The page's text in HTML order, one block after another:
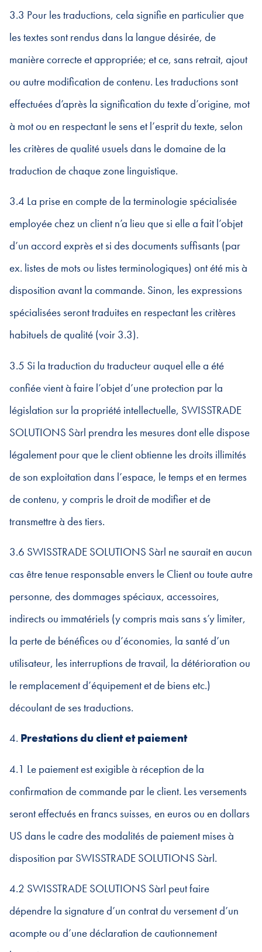
3.3 Pour les traductions, cela signifie en particulier que
les textes sont rendus dans la langue désirée, de
manière correcte et appropriée; et ce, sans retrait, ajout
ou autre modification de contenu. Les traductions sont
effectuées d’après la signification du texte d’origine, mot
à mot ou en respectant le sens et l’esprit du texte, selon
les critères de qualité usuels dans le domaine de la
traduction de chaque zone linguistique.
3.4 La prise en compte de la terminologie spécialisée
employée chez un client n’a lieu que si elle a fait l’objet
d’un accord exprès et si des documents suffisants (par
ex. listes de mots ou listes terminologiques) ont été mis à
disposition avant la commande. Sinon, les expressions
spécialisées seront traduites en respectant les critères
habituels de qualité (voir 3.3).
3.5 Si la traduction du traducteur auquel elle a été
confiée vient à faire l’objet d’une protection par la
législation sur la propriété intellectuelle, SWISSTRADE
SOLUTIONS Sàrl prendra les mesures dont elle dispose
légalement pour que le client obtienne les droits illimités
de son exploitation dans l’espace, le temps et en termes
de contenu, y compris le droit de modifier et de
transmettre à des tiers.
3.6 SWISSTRADE SOLUTIONS Sàrl ne saurait en aucun
cas être tenue responsable envers le Client ou toute autre
personne, des dommages spéciaux, accessoires,
indirects ou immatériels (y compris mais sans s’y limiter,
la perte de bénéfices ou d’économies, la santé d’un
utilisateur, les interruptions de travail, la détérioration ou
le remplacement d’équipement et de biens etc.)
découlant de ses traductions.
4. Prestations du client et paiement
4.1 Le paiement est exigible à réception de la
confirmation de commande par le client. Les versements
seront effectués en francs suisses, en euros ou en dollars
US dans le cadre des modalités de paiement mises à
disposition par SWISSTRADE SOLUTIONS Sàrl.
4.2 SWISSTRADE SOLUTIONS Sàrl peut faire
dépendre la signature d’un contrat du versement d’un
acompte ou d’une déclaration de cautionnement